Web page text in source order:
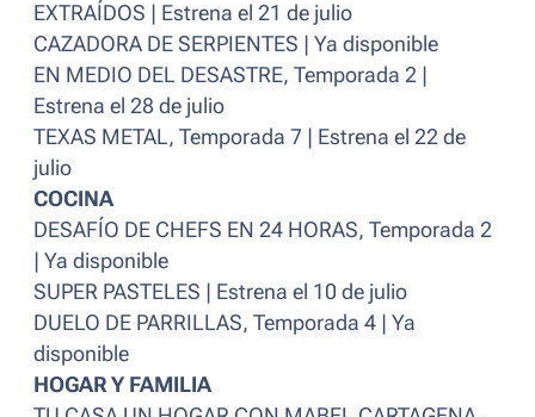
EXTRAÍDOS | Estrena el 21 de julio
CAZADORA DE SERPIENTES | Ya disponible
EN MEDIO DEL DESASTRE, Temporada 2 |
Estrena el 28 de julio
TEXAS METAL, Temporada 7 | Estrena el 22 de
julio
COCINA
DESAFÍO DE CHEFS EN 24 HORAS, Temporada 2
| Ya disponible
SUPER PASTELES | Estrena el 10 de julio
DUELO DE PARRILLAS, Temporada 4 | Ya
disponible
HOGAR Y FAMILIA